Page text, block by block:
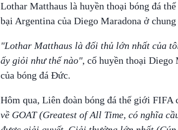
Lothar Matthaus là huyền thoại bóng đá
bại Argentina của Diego Maradona ở
"Lothar Matthaus là đối thủ lớn nhất của
ấy giỏi như thế nào", cố huyền thoại Diego
của bóng đá Đức.
Hôm qua, Liên đoàn bóng đá thế giới FIFA
về GOAT (Greatest of All Time, có nghĩa